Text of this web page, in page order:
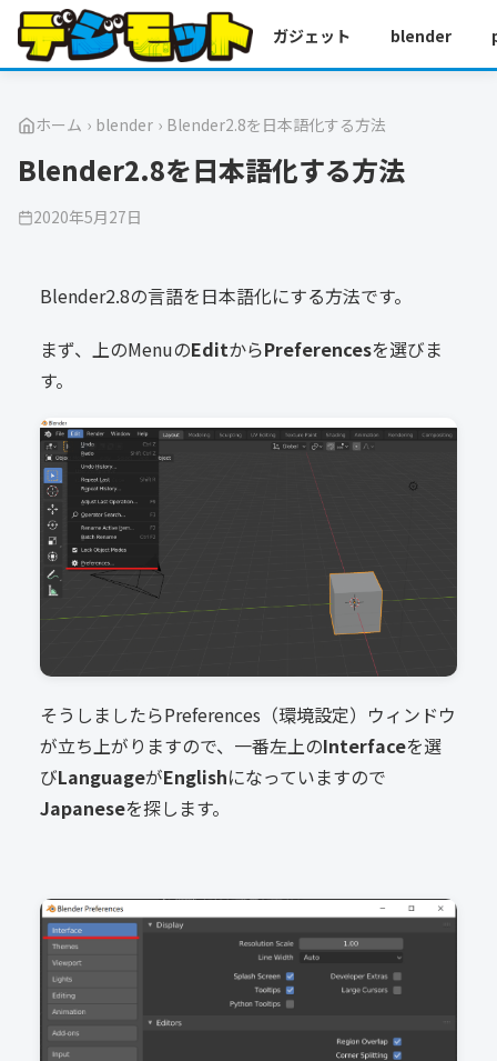
ガジェット blender
ホーム › blender › Blender2.8を日本語化する方法
Blender2.8を日本語化する方法
2020年5月27日
Blender2.8の言語を日本語化にする方法です。
まず、上のMenuのEditからPreferencesを選びま
す。
そうしましたらPreferences（環境設定）ウィンドウ
が立ち上がりますので、一番左上のInterfaceを選
びLanguageがEnglishになっていますので
Japaneseを探します。